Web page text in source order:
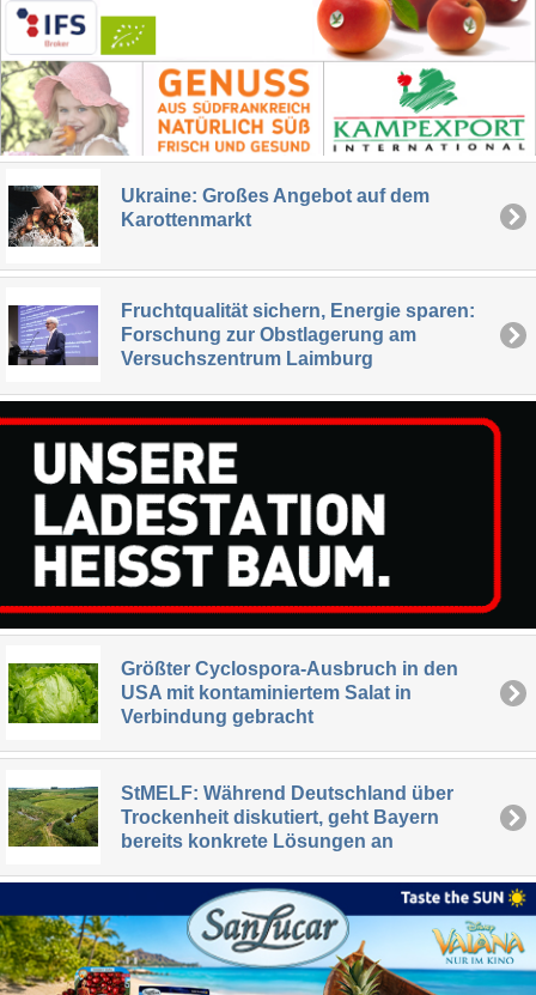
Ukraine: Großes Angebot auf dem
Karottenmarkt
Fruchtqualität sichern, Energie sparen:
Forschung zur Obstlagerung am
Versuchszentrum Laimburg
Größter Cyclospora-Ausbruch in den
USA mit kontaminiertem Salat in
Verbindung gebracht
StMELF: Während Deutschland über
Trockenheit diskutiert, geht Bayern
bereits konkrete Lösungen an